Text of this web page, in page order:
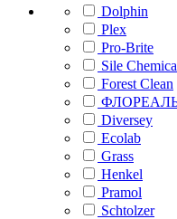
Dolphin
Plex
Pro-Brite
Sile
Forest Clean
Diversey
Ecolab
Grass
Henkel
Pramol
Schtolzer